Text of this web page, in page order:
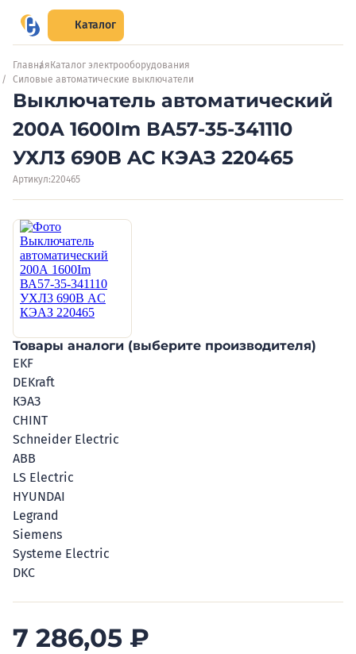
Каталог
Главная Каталог электрооборудования
Силовые автоматические выключатели
Выключатель автоматический
200А 1600Im ВА57-35-341110
УХЛ3 690В AC КЭАЗ 220465
Артикул:220465
Товары аналоги (выберите производителя)
EKF
DEKraft
КЭАЗ
CHINT
Schneider Electric
ABB
LS Electric
HYUNDAI
Legrand
Siemens
Systeme Electric
DKC
7 286,05 ₽